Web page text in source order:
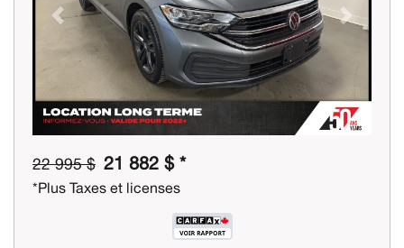
Previous Next
22 995 $ 21 882 $ *
*Plus Taxes et licenses